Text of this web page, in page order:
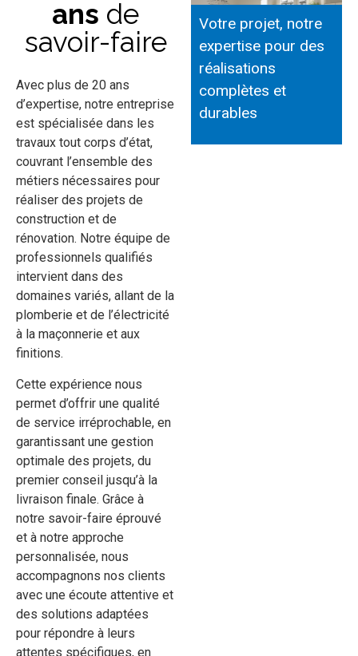
ans de
savoir-faire
Avec plus de 20 ans
d’expertise, notre entreprise
est spécialisée dans les
travaux tout corps d’état,
couvrant l’ensemble des
métiers nécessaires pour
réaliser des projets de
construction et de
rénovation. Notre équipe de
professionnels qualifiés
intervient dans des
domaines variés, allant de la
plomberie et de l’électricité
à la maçonnerie et aux
finitions.
Cette expérience nous
permet d’offrir une qualité
de service irréprochable, en
garantissant une gestion
optimale des projets, du
premier conseil jusqu’à la
livraison finale. Grâce à
notre savoir-faire éprouvé
et à notre approche
personnalisée, nous
accompagnons nos clients
avec une écoute attentive et
des solutions adaptées
pour répondre à leurs
attentes spécifiques, en
Votre projet, notre
expertise pour des
réalisations
complètes et
durables